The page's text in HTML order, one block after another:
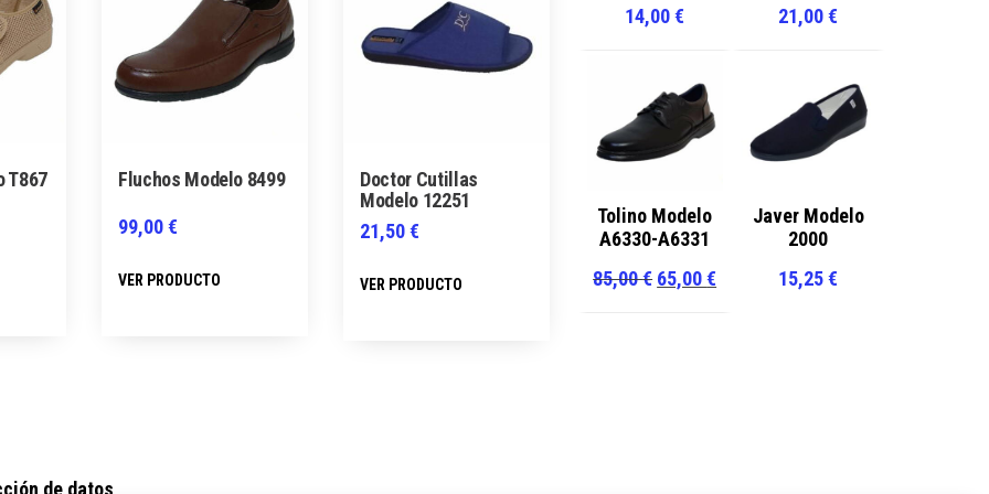
T867
se
Fluchos Modelo 8499
99,00€
VER PRODUCTO
Doctor Cutillas
Modelo 12251
21,50€
VER PRODUCTO
14,00€
21,00€
Tolino Modelo
A6330-A6331
85,00€ El
65,00€
Javer Modelo
2000
15,25€
de datos